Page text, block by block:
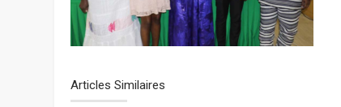
Articles Similaires